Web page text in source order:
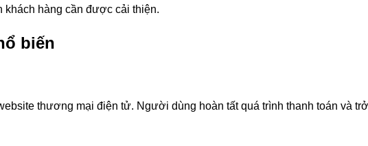
khách hàng cần được cải thiện.
biến
thương mại điện tử. Người dùng hoàn tất quá trình thanh toán và trở